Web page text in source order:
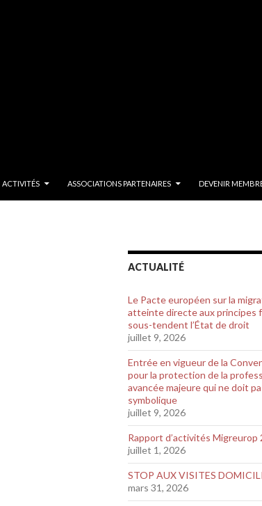
ACTIVITÉS ASSOCIATIONS PARTENAIRES DEVENIR
ACTUALITÉ
Le Pacte européen sur la
atteinte directe aux principes
sous-tendent l’État de droit
juillet 9, 2026
Entrée en vigueur de la
pour la protection de la
avancée majeure qui ne doit
symbolique
juillet 9, 2026
Rapport d’activités Migreurop
juillet 1, 2026
STOP AUX VISITES
mars 31, 2026